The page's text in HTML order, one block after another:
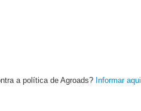
a política de Agroads? Informar aqui